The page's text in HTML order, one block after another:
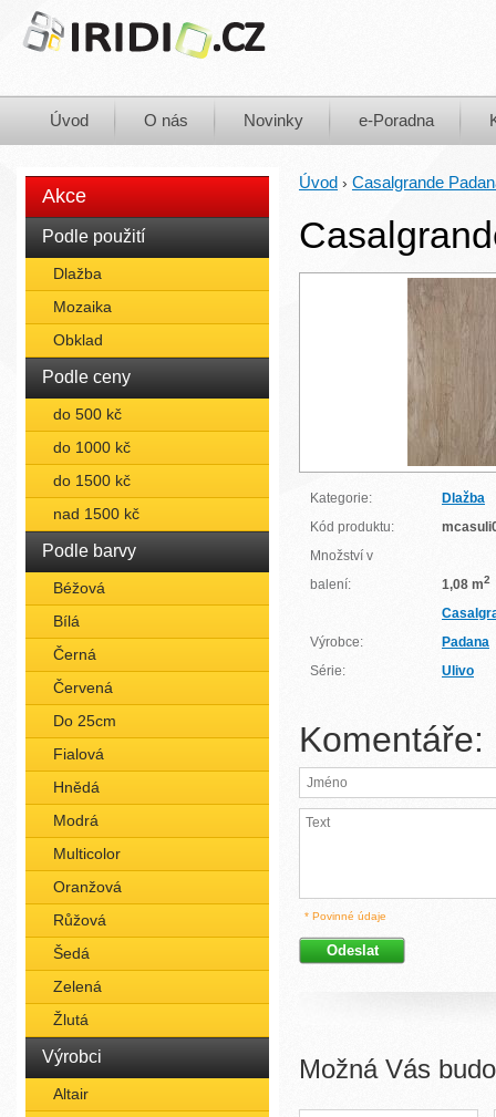
Úvod O nás Novinky e-Poradna
Akce
Podle použití
Dlažba
Mozaika
Obklad
Podle ceny
do 500 kč
do 1000 kč
do 1500 kč
nad 1500 kč
Podle barvy
Béžová
Bílá
Černá
Červená
Do 25cm
Fialová
Hnědá
Modrá
Multicolor
Oranžová
Růžová
Šedá
Zelená
Žlutá
Výrobci
Altair
Úvod › Casalgrande
Kategorie:
Dlažba
Kód produktu:
Množství v
balení:
1,08 m2
Výrobce:
Padana
Série:
Ulivo
Komentáře:
* Povinné údaje
Možná Vás